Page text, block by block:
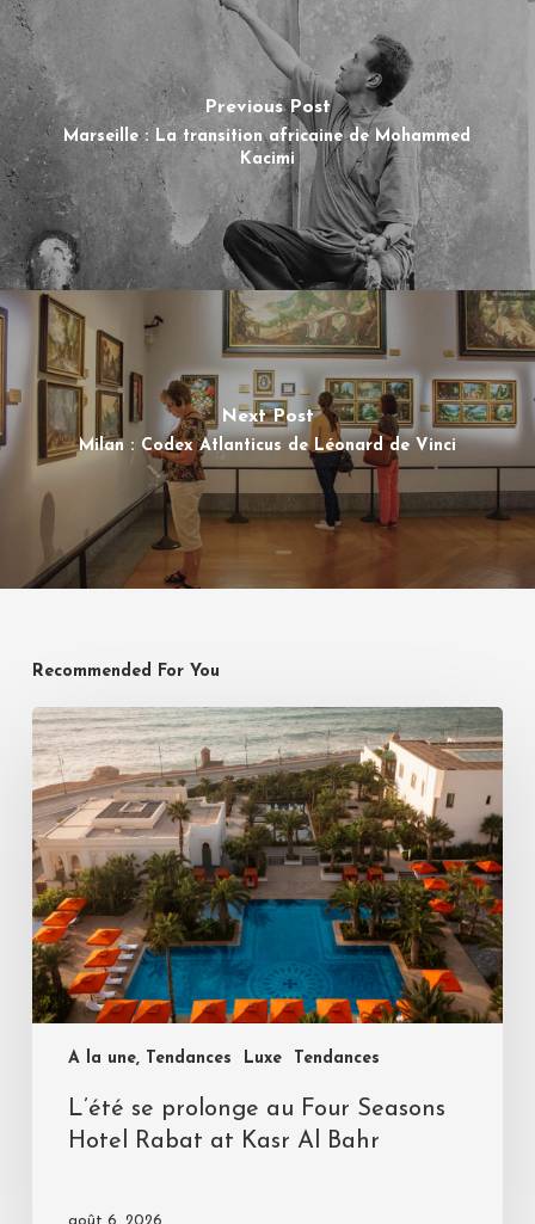
Previous Post
Marseille : La transition africaine de Mohammed
Kacimi
Next Post
Milan : Codex Atlanticus de Léonard de Vinci
Recommended For You
A la une, Tendances Luxe Tendances
L’été se prolonge au Four Seasons
Hotel Rabat at Kasr Al Bahr
août 6, 2026